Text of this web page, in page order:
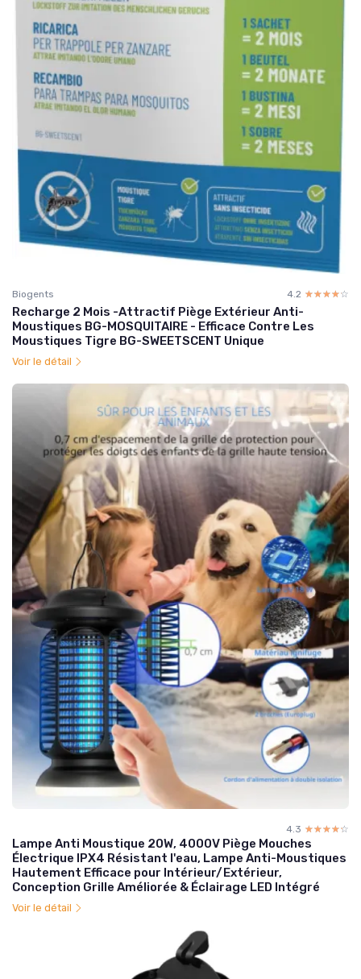
Biogents 4.2 ☆☆☆☆☆
★★★★★
Recharge 2 Mois -Attractif Piège Extérieur Anti-
Moustiques BG-MOSQUITAIRE - Efficace Contre Les
Moustiques Tigre BG-SWEETSCENT Unique
Voir le détail
4.3 ☆☆☆☆☆
★★★★★
Lampe Anti Moustique 20W, 4000V Piège Mouches
Électrique IPX4 Résistant l'eau, Lampe Anti-Moustiques
Hautement Efficace pour Intérieur/Extérieur,
Conception Grille Améliorée & Éclairage LED Intégré
Voir le détail